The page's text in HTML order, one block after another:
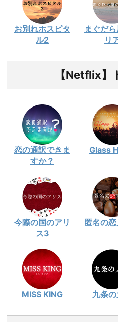
お別れホスピタ
ル2
まぐだ
リ
【Netflix】
恋の通訳できま
すか？
Glass
今際の国のアリ
ス3
匿名の
MISS KING 九条